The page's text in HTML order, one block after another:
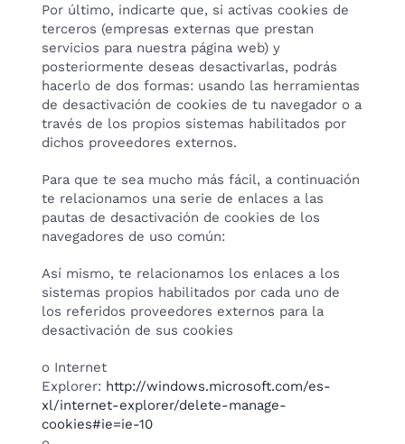
Por último, indicarte que, si activas cookies de
terceros (empresas externas que prestan
servicios para nuestra página web) y
posteriormente deseas desactivarlas, podrás
hacerlo de dos formas: usando las herramientas
de desactivación de cookies de tu navegador o a
través de los propios sistemas habilitados por
dichos proveedores externos.
Para que te sea mucho más fácil, a continuación
te relacionamos una serie de enlaces a las
pautas de desactivación de cookies de los
navegadores de uso común:
Así mismo, te relacionamos los enlaces a los
sistemas propios habilitados por cada uno de
los referidos proveedores externos para la
desactivación de sus cookies
o Internet
Explorer: http://windows.microsoft.com/es-
xl/internet-explorer/delete-manage-
cookies#ie=ie-10